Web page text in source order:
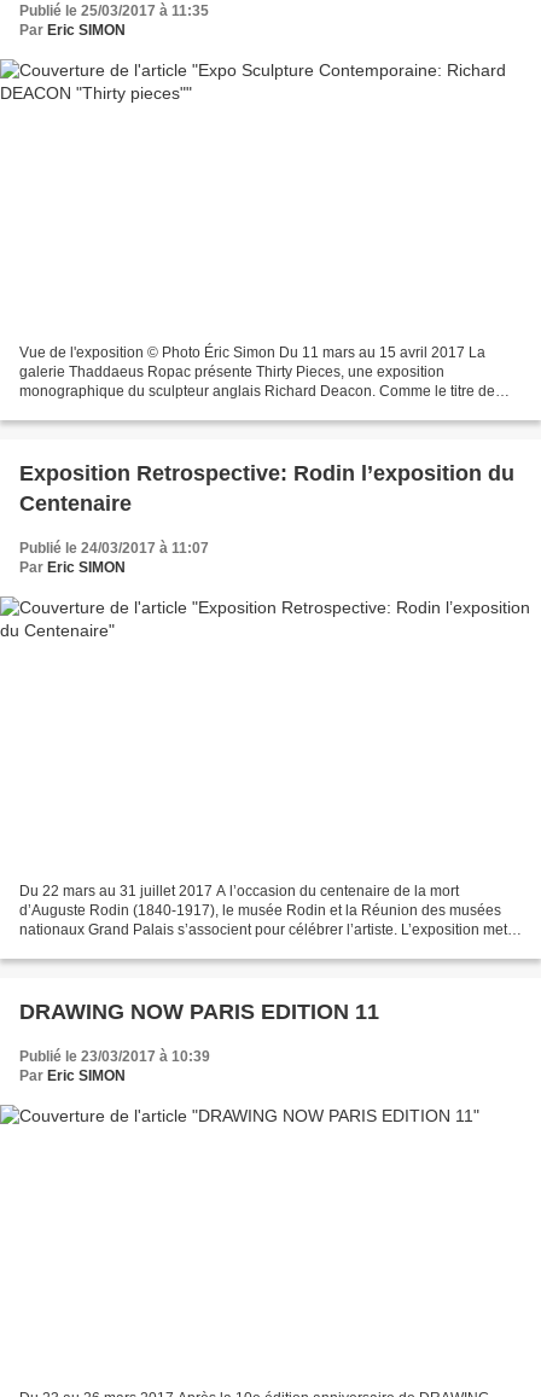
Publié le 25/03/2017 à 11:35
Par Eric SIMON
Vue de l'exposition © Photo Éric Simon Du 11 mars au 15 avril 2017 La
galerie Thaddaeus Ropac présente Thirty Pieces, une exposition
monographique du sculpteur anglais Richard Deacon. Comme le titre de
Exposition Retrospective: Rodin l’exposition du
Centenaire
Publié le 24/03/2017 à 11:07
Par Eric SIMON
Du 22 mars au 31 juillet 2017 A l’occasion du centenaire de la mort
d’Auguste Rodin (1840-1917), le musée Rodin et la Réunion des musées
nationaux Grand Palais s’associent pour célébrer l’artiste. L’exposition met
DRAWING NOW PARIS EDITION 11
Publié le 23/03/2017 à 10:39
Par Eric SIMON